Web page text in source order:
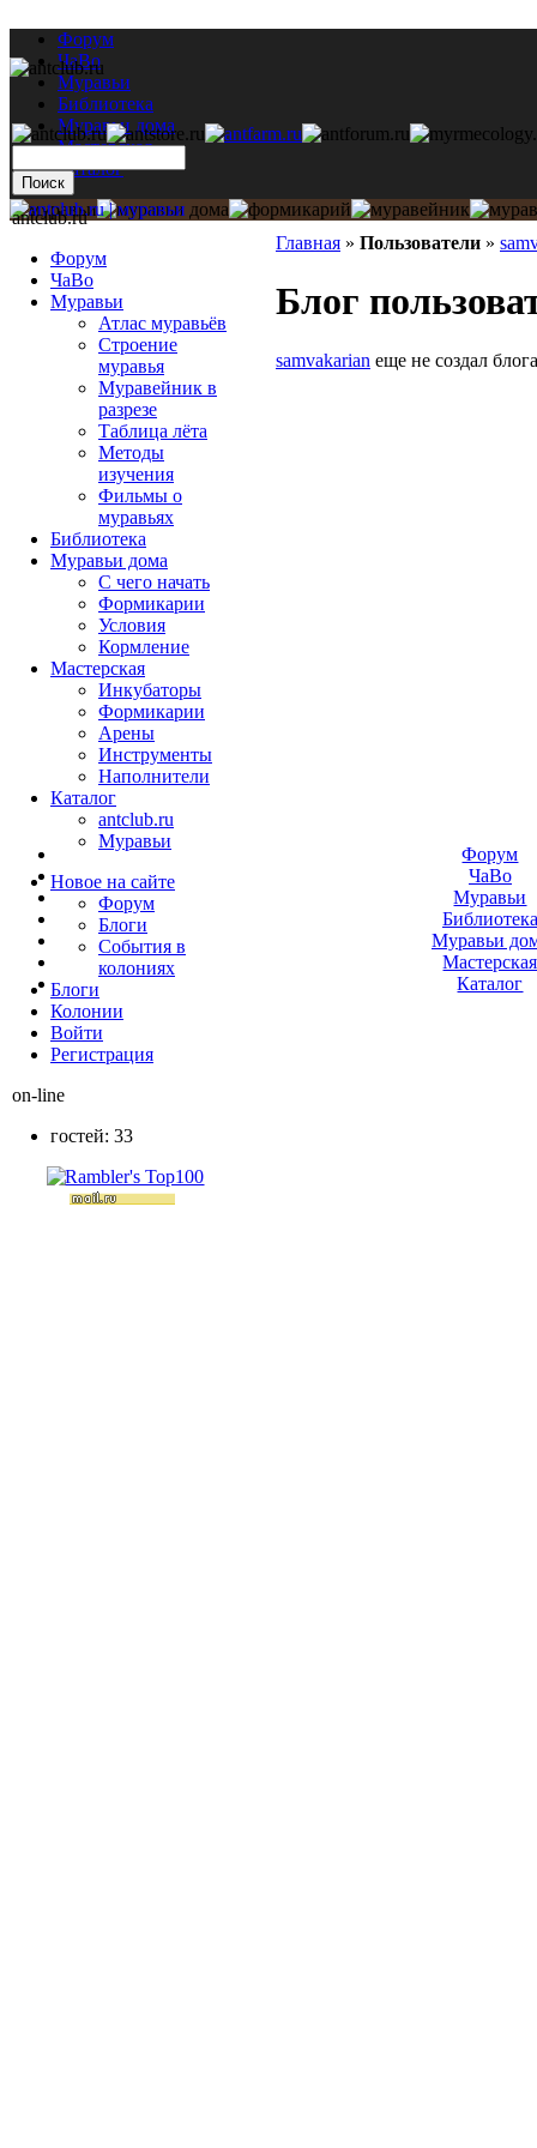
Форум
ЧаВо
Муравьи
Библиотека
Муравьи дома
Мастерская
Каталог
Главная » Пользователи »
Блог
samvakarian еще не создал
antclub.ru
Форум
ЧаВо
Муравьи
Атлас муравьёв
Строение
муравья
Муравейник в
разрезе
Таблица лёта
Методы
изучения
Фильмы о
муравьях
Библиотека
Муравьи дома
С чего начать
Формикарии
Условия
Кормление
Мастерская
Инкубаторы
Формикарии
Арены
Инструменты
Наполнители
Каталог
antclub.ru
Муравьи
Новое на сайте
Форум
Блоги
События в
колониях
Блоги
Колонии
Войти
Peгиcтpaция
on-line
гостей: 33
Форум
ЧаВо
Муравьи
Библиотека
Муравьи
Мастерская
Каталог